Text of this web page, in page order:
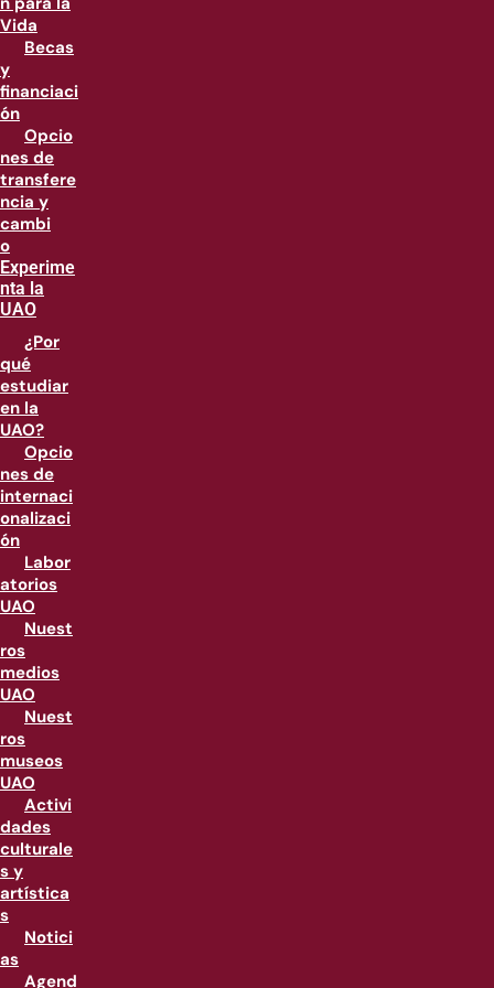
Vida
Becas
y
financiaci
ón
Opcio
nes de
transfere
ncia y
cambi
o
Experime
nta la
UAO
¿Por
qué
estudiar
en la
UAO?
Opcio
nes de
internaci
onalizaci
ón
Labor
atorios
UAO
Nuest
ros
medios
UAO
Nuest
ros
museos
UAO
Activi
dades
culturale
s y
artística
s
Notici
as
Agend